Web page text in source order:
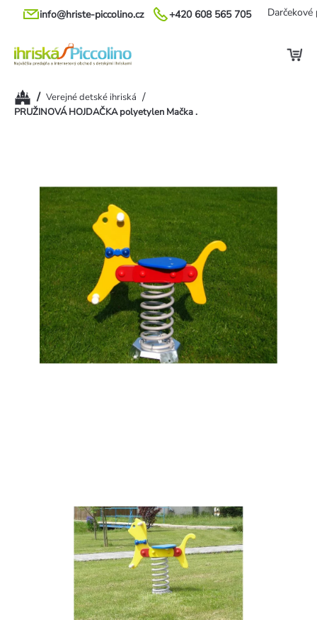
Prejsť
+420 608 565 705
info@hriste-piccolino.cz Darčekové
Domov
/ Verejné detské ihriská /
PRUŽINOVÁ HOJDAČKA polyetylen Mačka .